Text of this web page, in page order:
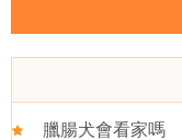
臘腸犬會看家嗎